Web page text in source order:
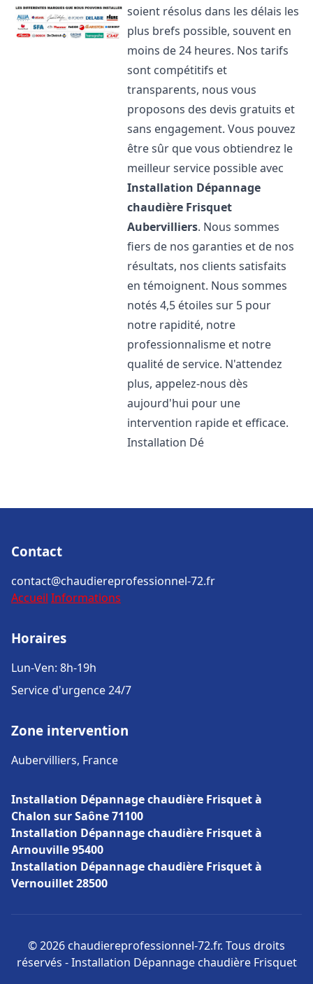
soient résolus dans les délais les
plus brefs possible, souvent en
moins de 24 heures. Nos tarifs
sont compétitifs et
transparents, nous vous
proposons des devis gratuits et
sans engagement. Vous pouvez
être sûr que vous obtiendrez le
meilleur service possible avec
Installation Dépannage
chaudière Frisquet
Aubervilliers. Nous sommes
fiers de nos garanties et de nos
résultats, nos clients satisfaits
en témoignent. Nous sommes
notés 4,5 étoiles sur 5 pour
notre rapidité, notre
professionnalisme et notre
qualité de service. N'attendez
plus, appelez-nous dès
aujourd'hui pour une
intervention rapide et efficace.
Installation Dé
Contact
contact@chaudiereprofessionnel-72.fr
Accueil Informations
Horaires
Lun-Ven: 8h-19h
Service d'urgence 24/7
Zone intervention
Aubervilliers, France
Installation Dépannage chaudière Frisquet à
Chalon sur Saône 71100
Installation Dépannage chaudière Frisquet à
Arnouville 95400
Installation Dépannage chaudière Frisquet à
Vernouillet 28500
© 2026 chaudiereprofessionnel-72.fr. Tous droits
réservés - Installation Dépannage chaudière Frisquet